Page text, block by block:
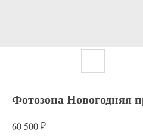
Фотозона Новогодняя
60 500₽